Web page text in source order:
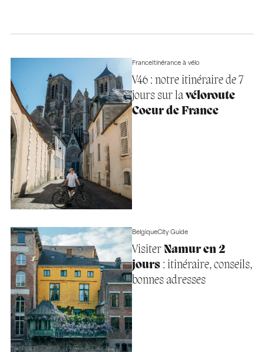
FranceItinérance à vélo
V46 : notre itinéraire de 7
jours sur lavéloroute
Coeur de France
BelgiqueCity Guide
Visiter Namur en 2
jours: itinéraire, conseils,
bonnes adresses